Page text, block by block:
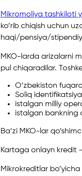
Mikromoliya tashkiloti
ko’rib chiqish uchun
haqi/pensiya/
MKO-larda arizalarni
pul chiqaradilar.
O‘zbekiston
Soliq
istalgan milliy
istalgan bankning
Ba’zi MKO-lar
Kartaga onlayn kredit
Mikrokreditlar